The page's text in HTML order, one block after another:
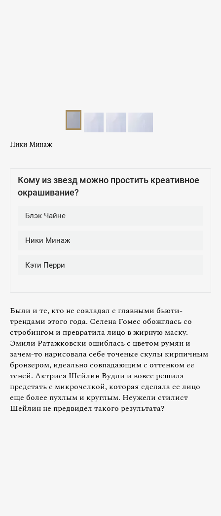
Ники Минаж
Были и те, кто не совладал с главными бьюти-
трендами этого года. Селена Гомес обожглась со
стробингом и превратила лицо в жирную маску.
Эмили Ратажковски ошиблась с цветом румян и
зачем-то нарисовала себе точеные скулы кирпичным
бронзером, идеально совпадающим с оттенком ее
теней. Актриса Шейлин Вудли и вовсе решила
предстать с микрочелкой, которая сделала ее лицо
еще более пухлым и круглым. Неужели стилист
Шейлин не предвидел такого результата?